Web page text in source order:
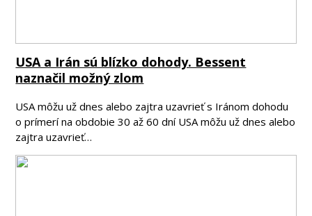
USA a Irán sú blízko dohody. Bessent
naznačil možný zlom
USA môžu už dnes alebo zajtra uzavrieť s Iránom dohodu
o prímerí na obdobie 30 až 60 dní USA môžu už dnes alebo
zajtra uzavrieť…